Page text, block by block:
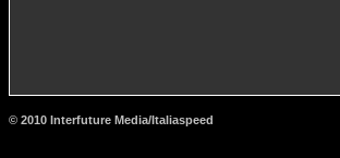
© 2010 Interfuture Media/Italiaspeed